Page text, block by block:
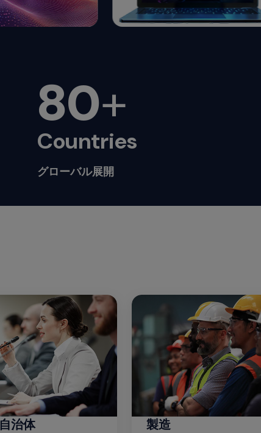
80+
Countries
グローバル展開
治体 製造